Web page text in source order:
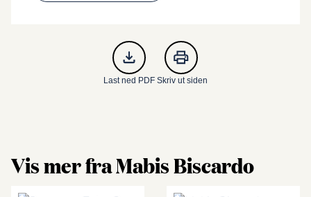
Last ned PDF Skriv ut siden
Vis mer fra Mabis Biscardo